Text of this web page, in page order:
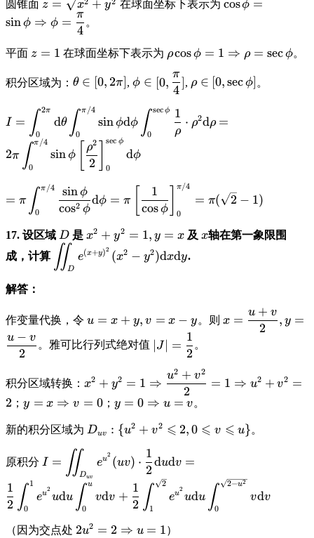
圆锥面
z=\sqrt{x^2+y^2}
z = x + y 在球面坐标下表示为
\Rightarrow
\phi =
\frac{\pi}
{4}
cosϕ =
sinϕ ⇒ ϕ =
4
π
。
平面 \displaystyle
z = 1 在球面坐标下表示为 \displaystyle
= 1
\Rightarrow
\rho =
\sec\phi
ρcosϕ = 1 ⇒ ρ = secϕ。
积分区域为： \displaystyle
\theta \in
[0, 2\pi]
θ ∈ [0, 2π] \displaystyle
\phi \in [0,
\frac{\pi}
{4}]
ϕ ∈ [0,
4
π
] \displaystyle
\rho \in [0,
ρ ∈ [0, secϕ]
\displaystyle I =
\int_0^{2\pi}
\text{d}\theta
\int_0^{\pi/4}
\sin\phi
\text{d}\phi
\int_0^{\sec\phi}
\frac{1}{\rho}
\cdot \rho^2
\text{d} \rho =
2\pi \int_0^{\pi/4}
\sin\phi \left[
\frac{\rho^2}{2}
\text{d}\phi
I = ∫0
2π
dθ ∫0
π /4
sinϕdϕ ∫0
secϕ
ρ
1
⋅ ρ2dρ =
2π ∫0
π/4
sinϕ
2
ρ2
0
sec ϕ
dϕ
\displaystyle =
\pi
\int_0^{\pi/4}
\frac{\sin\phi}
{\cos^2\phi}
\text{d}\phi =
\frac{1}
\right]_0^{\pi/4}
= \pi(\sqrt {2} -
= π ∫0
π /4
cos2 ϕ
sinϕ
dϕ = π
cosϕ
1
0
π/4
= π( 2 − 1)
17. 设区域 \displaystyle
D
D 是\displaystyle
x^2+y^2=1,
x2 + y2 = 1, y = x及 \displaystyle
x轴在第一象限围
成，计算
\displaystyle
\iint_D
∬D
e(x+y)2 (x2 − y2)dxdy.
解答：
作变量代换，令 \displaystyle
u = x+y, v
= x-y
u = x + y, v = x − y。则 \displaystyle
\frac{u-v}
{2}
x =
2
u + v
, y =
2
u − v
。雅可比行列式绝对值 \displaystyle
|J| =
\frac{1}{2}
∣J∣ =
2
1
。
积分区域转换：
\displaystyle
x^2+y^2=1
\Rightarrow
\frac{u^2+v^2}
{2}=1
\Rightarrow
u^2+v^2=2
x2 + y2 = 1 ⇒
2
u2 + v2
= 1 ⇒ u2 + v2 =
2 ； \displaystyle
\Rightarrow
y = x ⇒ v = 0； \displaystyle
\Rightarrow
y = 0 ⇒ u = v。
新的积分区域为 \displaystyle
{u^2+v^2
\leqslant 2,
0 \leqslant v
\leqslant
Duv : {u2 + v2 ⩽ 2, 0 ⩽ v ⩽ u}。
原积分 \displaystyle I =
\iint_{D_{uv}}
e^{u^2}(uv) \cdot
\frac{1}{2}
\text{d}u\text{d}v
= \frac{1}{2}
I = ∬Duv
eu2 (uv) ⋅
2
1
dudv =
2
1 ∫0
1
eu2
udu ∫0
u
vdv +
2
1 ∫1
2
eu2
udu ∫0
2−u2
vdv
（因为交点处 \displaystyle
2u2 = 2 ⇒ u = 1）